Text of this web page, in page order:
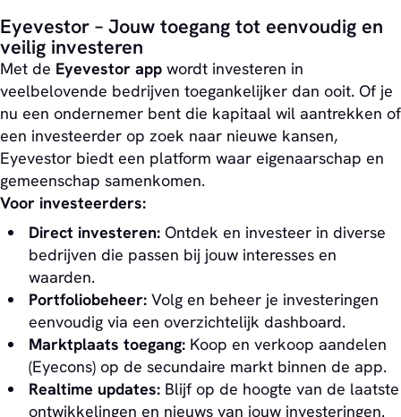
Eyevestor – Jouw toegang tot eenvoudig en
veilig investeren
Met de Eyevestor app wordt investeren in
veelbelovende bedrijven toegankelijker dan ooit. Of je
nu een ondernemer bent die kapitaal wil aantrekken of
een investeerder op zoek naar nieuwe kansen,
Eyevestor biedt een platform waar eigenaarschap en
gemeenschap samenkomen.
Voor investeerders:
Direct investeren: Ontdek en investeer in diverse
bedrijven die passen bij jouw interesses en
waarden.
Portfoliobeheer: Volg en beheer je investeringen
eenvoudig via een overzichtelijk dashboard.
Marktplaats toegang: Koop en verkoop aandelen
(Eyecons) op de secundaire markt binnen de app.
Realtime updates: Blijf op de hoogte van de laatste
ontwikkelingen en nieuws van jouw investeringen.